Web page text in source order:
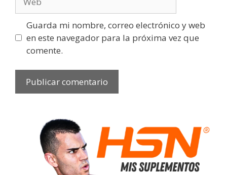
Guarda mi nombre, correo electrónico y web
en este navegador para la próxima vez que
comente.